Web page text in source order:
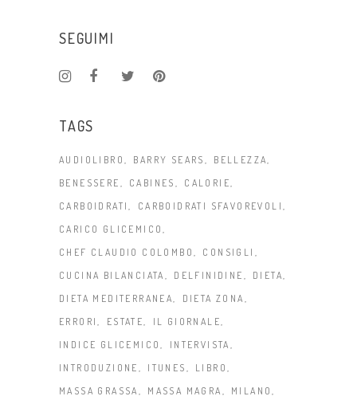
SEGUIMI
TAGS
AUDIOLIBRO BARRY SEARS
BELLEZZA
BENESSERE
CABINES
CALORIE
CARBOIDRATI
CARBOIDRATI SFAVOREVOLI
CARICO GLICEMICO
CHEF CLAUDIO COLOMBO
CONSIGLI
CUCINA BILANCIATA
DELFINIDINE
DIETA
DIETA MEDITERRANEA
DIETA ZONA
ERRORI
ESTATE
IL GIORNALE
INDICE GLICEMICO
INTERVISTA
INTRODUZIONE
ITUNES
LIBRO
MASSA GRASSA
MASSA MAGRA
MILANO